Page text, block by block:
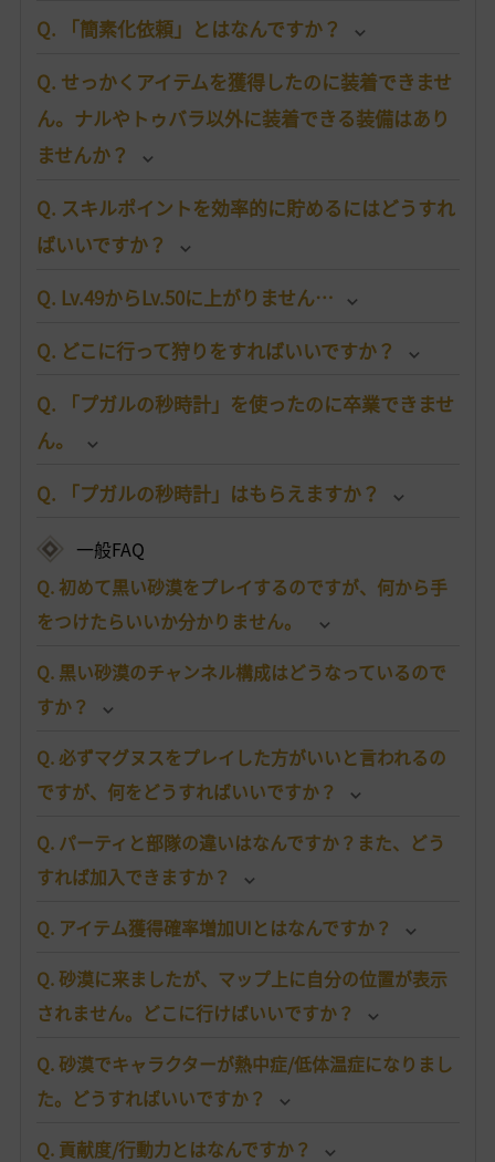
Q. 「簡素化依頼」とはなんですか？
Q. せっかくアイテムを獲得したのに装着できませ
ん。ナルやトゥバラ以外に装着できる装備はあり
ませんか？
Q. スキルポイントを効率的に貯めるにはどうすれ
ばいいですか？
Q. Lv.49からLv.50に上がりません…
Q. どこに行って狩りをすればいいですか？
Q. 「プガルの秒時計」を使ったのに卒業できませ
ん。
Q. 「プガルの秒時計」はもらえますか？
一般FAQ
Q. 初めて黒い砂漠をプレイするのですが、何から手
をつけたらいいか分かりません。
Q. 黒い砂漠のチャンネル構成はどうなっているので
すか？
Q. 必ずマグヌスをプレイした方がいいと言われるの
ですが、何をどうすればいいですか？
Q. パーティと部隊の違いはなんですか？また、どう
すれば加入できますか？
Q. アイテム獲得確率増加UIとはなんですか？
Q. 砂漠に来ましたが、マップ上に自分の位置が表示
されません。どこに行けばいいですか？
Q. 砂漠でキャラクターが熱中症/低体温症になりまし
た。どうすればいいですか？
Q. 貢献度/行動力とはなんですか？